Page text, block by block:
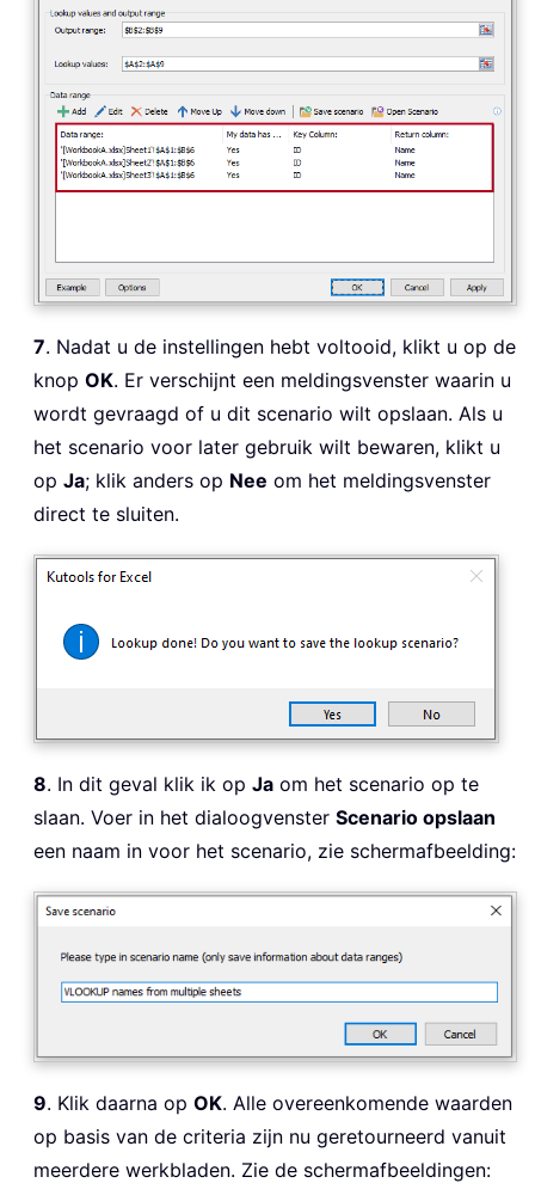
7. Nadat u de instellingen hebt voltooid, klikt u op de
knop OK. Er verschijnt een meldingsvenster waarin u
wordt gevraagd of u dit scenario wilt opslaan. Als u
het scenario voor later gebruik wilt bewaren, klikt u
op Ja; klik anders op Nee om het meldingsvenster
direct te sluiten.
8. In dit geval klik ik op Ja om het scenario op te
slaan. Voer in het dialoogvenster Scenario opslaan
een naam in voor het scenario, zie schermafbeelding:
9. Klik daarna op OK. Alle overeenkomende waarden
op basis van de criteria zijn nu geretourneerd vanuit
meerdere werkbladen. Zie de schermafbeeldingen: